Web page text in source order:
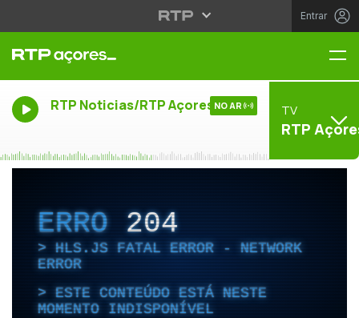
Entrar
RTP Noticias/RTP Açores NO AR TV
RTP
ERRO204
HLS.JS FATAL ERROR - NETWORK
ERROR
ESTE CONTEÚDO ESTÁ NESTE
MOMENTO INDISPONÍVEL